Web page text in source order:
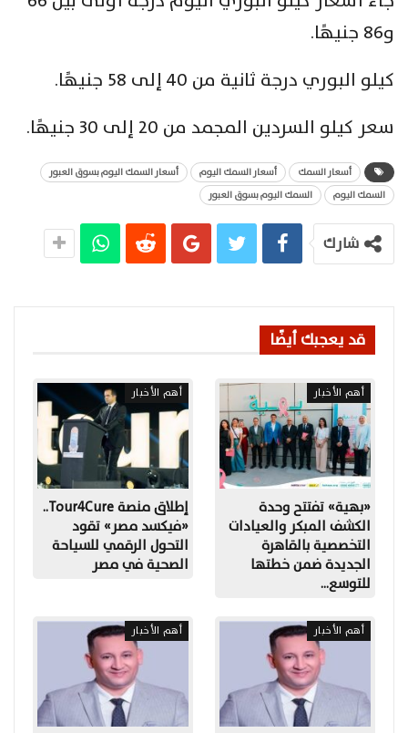
و86 جنيهًا.
كيلو البوري درجة ثانية من 40 إلى 58 جنيهًا.
سعر كيلو السردين المجمد من 20 إلى 30 جنيهًا.
أسعار السمك أسعار السمك اليوم
أسعار السمك اليوم بسوق العبور
السمك اليوم
السمك اليوم بسوق العبور
شارك
قد يعجبك أيضًا
أهم الأخبار
«بهية» تفتتح وحدة
الكشف المبكر والعيادات
التخصصية بالقاهرة
الجديدة ضمن خطتها
للتوسع…
أهم الأخبار
إطلاق منصة Tour4Cure..
«فيكسد مصر» تقود
التحول الرقمي للسياحة
الصحية في مصر
أهم الأخبار أهم الأخبار